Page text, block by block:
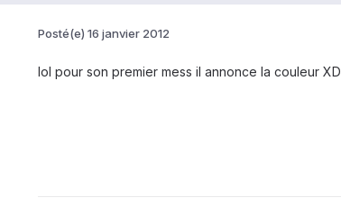
Posté(e) 16 janvier 2012
lol pour son premier mess il annonce la couleur XD